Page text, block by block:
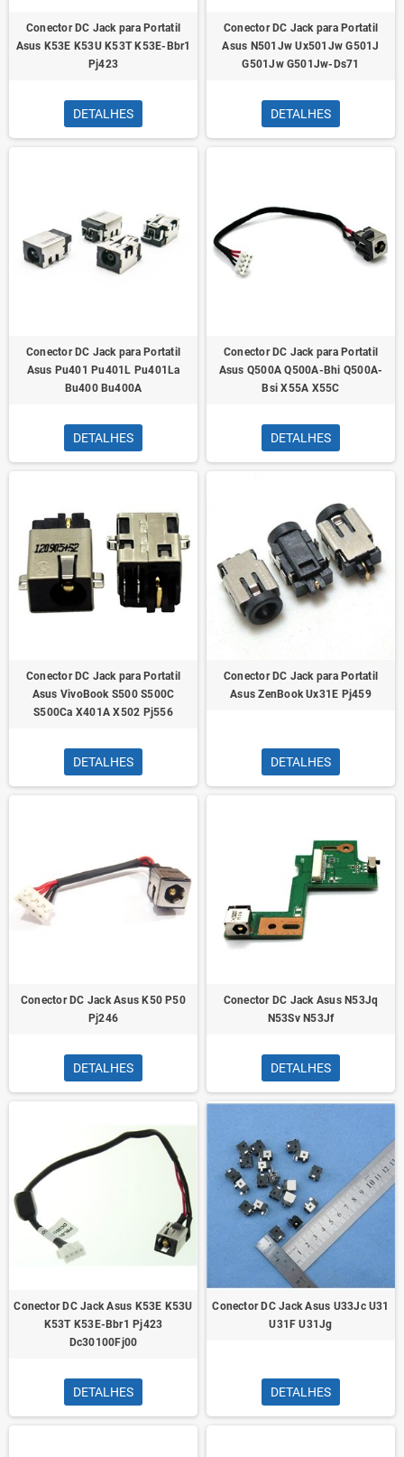
Conector DC Jack para Portatil
Asus K53E K53U K53T K53E-Bbr1
Pj423
DETALHES
Conector DC Jack para Portatil
Asus N501Jw Ux501Jw G501J
G501Jw G501Jw-Ds71
DETALHES
Conector DC Jack para Portatil
Asus Pu401 Pu401L Pu401La
Bu400 Bu400A
DETALHES
Conector DC Jack para Portatil
Asus Q500A Q500A-Bhi Q500A-
Bsi X55A X55C
DETALHES
Conector DC Jack para Portatil
Asus VivoBook S500 S500C
S500Ca X401A X502 Pj556
DETALHES
Conector DC Jack para Portatil
Asus ZenBook Ux31E Pj459
DETALHES
Conector DC Jack Asus K50 P50
Pj246
DETALHES
Conector DC Jack Asus N53Jq
N53Sv N53Jf
DETALHES
Conector DC Jack Asus K53E K53U
K53T K53E-Bbr1 Pj423
Dc30100Fj00
DETALHES
Conector DC Jack Asus U33Jc U31
U31F U31Jg
DETALHES